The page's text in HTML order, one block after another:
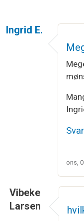
Ingrid E.
Svar
ons,
Vibeke
Larsen